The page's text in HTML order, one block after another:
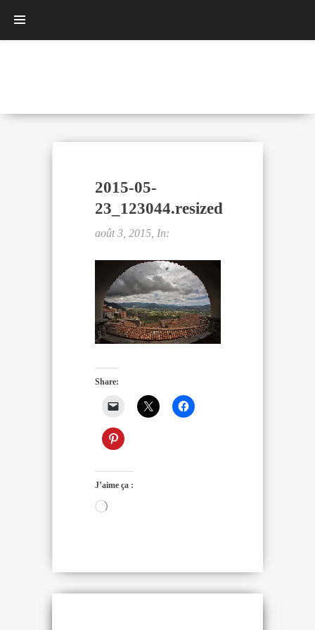
2015-05-
23_123044.resized
août 3, 2015, In:
Share:
J’aime ça :
Chargement…